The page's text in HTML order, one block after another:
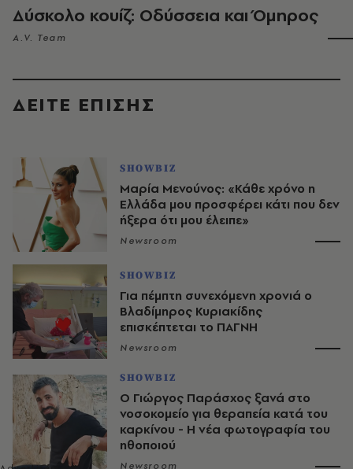
Δύσκολο κουίζ: Οδύσσεια και Όμηρος
A.V. Team
ΔΕΙΤΕ ΕΠΙΣΗΣ
SHOWBIZ
Μαρία Μενούνος: «Κάθε χρόνο η
Ελλάδα μου προσφέρει κάτι που δεν
ήξερα ότι μου έλειπε»
Newsroom
SHOWBIZ
Για πέμπτη συνεχόμενη χρονιά ο
Βλαδίμηρος Κυριακίδης
επισκέπτεται το ΠΑΓΝΗ
Newsroom
SHOWBIZ
O Γιώργος Παράσχος ξανά στο
νοσοκομείο για θεραπεία κατά του
καρκίνου - Η νέα φωτογραφία του
ηθοποιού
Newsroom